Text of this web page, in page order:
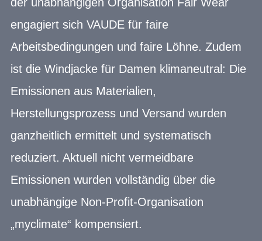
engagiert sich VAUDE für faire
Arbeitsbedingungen und faire Löhne. Zudem
ist die Windjacke für Damen klimaneutral: Die
Emissionen aus Materialien,
Herstellungsprozess und Versand wurden
ganzheitlich ermittelt und systematisch
reduziert. Aktuell nicht vermeidbare
Emissionen wurden vollständig über die
unabhängige Non-Profit-Organisation
„myclimate“ kompensiert.